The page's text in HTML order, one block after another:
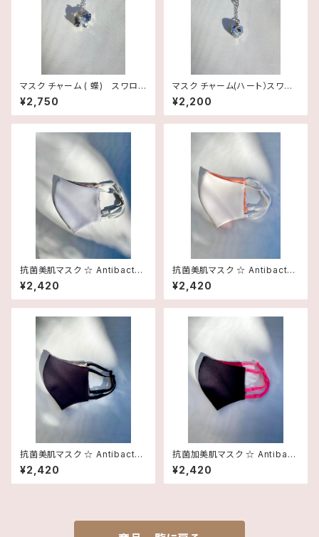
マスク チャーム ( 蝶) スワロフ
スキー・クリスタル Type：蝶
¥2,750
マスク チャーム(ハート）スワロ
フスキー・クリスタル♡ Type：
ハート
¥2,200
抗菌美肌マスク ☆ Antibacter
ial Treatment MASK（COI: G
RAY×GRAY）
¥2,420
抗菌美肌マスク ☆ Antibacter
ial Treatment MASK（COI:
WHITE×PINK）
¥2,420
抗菌美肌マスク ☆ Antibacter
ial Treatment MASK（COI: B
LACK×GRAY）
¥2,420
抗菌加美肌マスク ☆ Antibact
erial Treatment MASK（COI:
BLACK×VIVID PINK）
¥2,420